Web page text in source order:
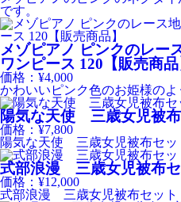
です。
メゾピアノ ピンクのレー
ワンピース 120【販売商品
価格：¥4,000
かわいいピンク色のお姫様のよ
陽気な天使 三歳女児被
価格：¥7,800
陽気な天使 三歳女児被布セッ
式部浪漫 三歳女児被布セ
価格：¥12,000
式部浪漫 三歳女児被布セット